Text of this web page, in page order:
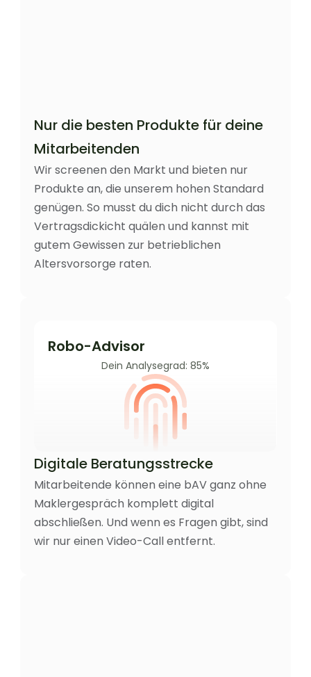
Nur die besten Produkte für deine
Mitarbeitenden
Wir screenen den Markt und bieten nur
Produkte an, die unserem hohen Standard
genügen. So musst du dich nicht durch das
Vertragsdickicht quälen und kannst mit
gutem Gewissen zur betrieblichen
Altersvorsorge raten.
Robo-Advisor
Dein Analysegrad: 85%
Digitale Beratungsstrecke
Mitarbeitende können eine bAV ganz ohne
Maklergespräch komplett digital
abschließen. Und wenn es Fragen gibt, sind
wir nur einen Video-Call entfernt.